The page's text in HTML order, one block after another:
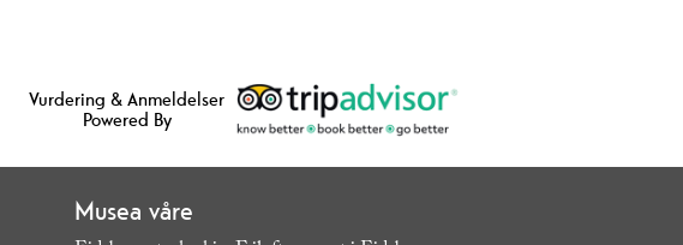
Vurdering & Anmeldelser
Powered By
Musea våre